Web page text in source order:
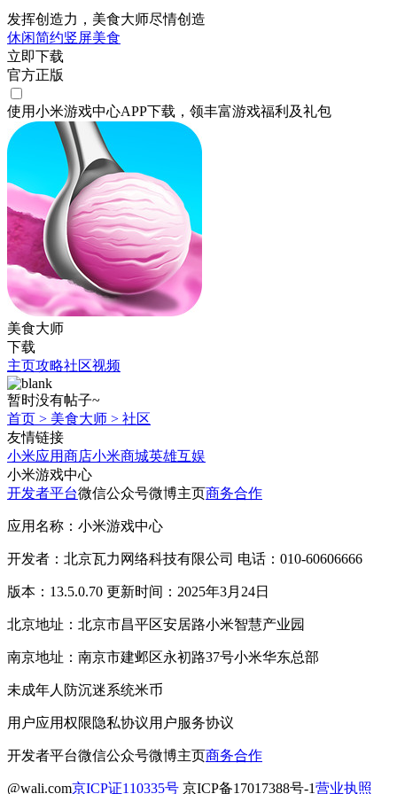
发挥创造力，美食大师尽情创造
休闲简约竖屏美食
立即下载
官方正版
使用小米游戏中心APP下载 ，领丰富游戏福利 及礼包
美食大师
下载
主页攻略社区视频
暂时没有帖子~
首页 > 美食大师 > 社区
友情链接
小米应用商店小米商城英雄互娱
小米游戏中心
开发者平台微信公众号微博主页商务合作
应用名称：小米游戏中心
开发者：北京瓦力网络科技有限公司 电话：010-60606666
版本：13.5.0.70 更新时间：2025年3月24日
北京地址：北京市昌平区安居路小米智慧产业园
南京地址：南京市建邺区永初路37号小米华东总部
未成年人防沉迷系统米币
用户应用权限隐私协议用户服务协议
开发者平台微信公众号微博主页商务合作
@wali.com京ICP证110335号 京ICP备17017388号-1营业执照